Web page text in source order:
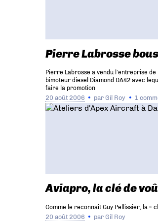
Pierre Labrosse
Pierre Labrosse a vendu l’entreprise
bimoteur diesel Diamond DA42 avec
faire la promotion
20 août 2006 parGil Roy 1
Aviapro, la clé de
Comme le reconnaît Guy Pellissier, la «
20 août 2006 parGil Roy